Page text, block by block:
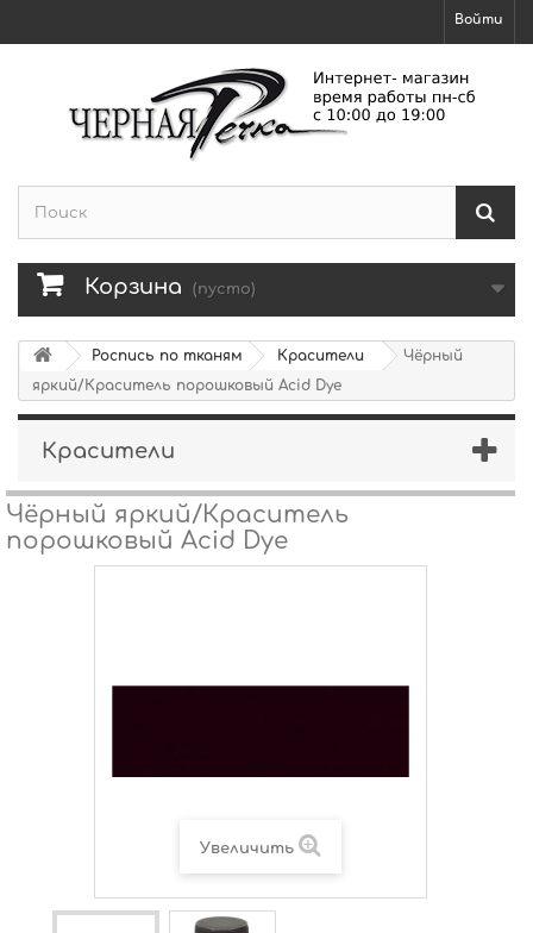
Войти
Корзина (пусто)
Роспись по тканям Красители
Чёрный
яркий/Краситель порошковый Acid Dye
Красители
Чёрный яркий/Краситель
порошковый Acid Dye
Увеличить